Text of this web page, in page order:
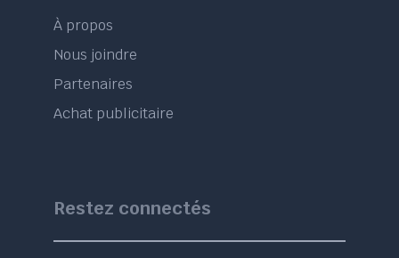
À propos
Nous joindre
Partenaires
Achat publicitaire
Restez connectés